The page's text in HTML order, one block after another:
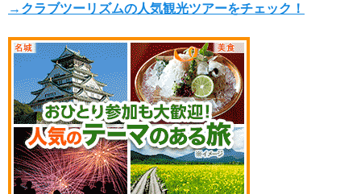
→クラブツーリズムの人気観光ツアーをチェック！